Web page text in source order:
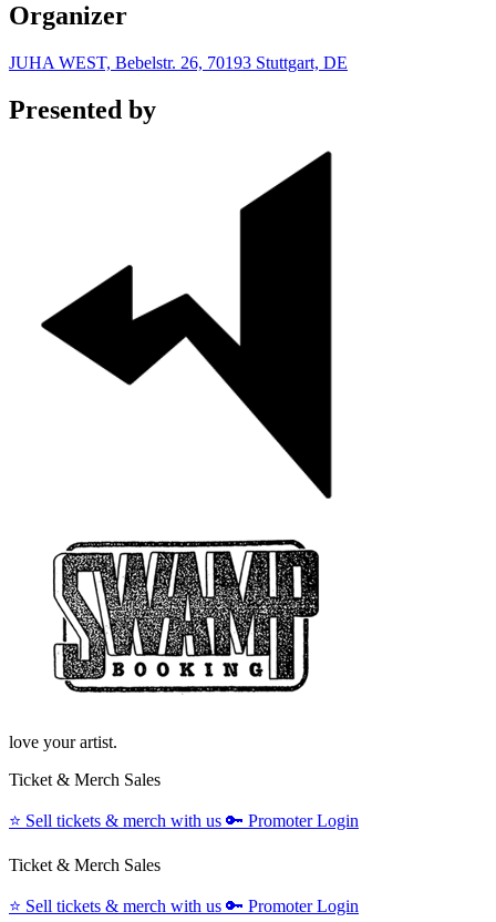
Organizer
JUHA WEST, Bebelstr. 26, 70193 Stuttgart, DE
Presented by
love your artist.
Ticket & Merch Sales
⭐️ Sell tickets & merch with us 🔑 Promoter Login
Ticket & Merch Sales
⭐️ Sell tickets & merch with us 🔑 Promoter Login